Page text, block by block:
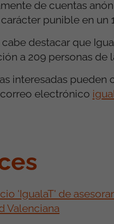
de cuentas
punible en un
destacar que
a 209 personas de
interesadas
correo electrónico
'IgualaT' de
Valenciana